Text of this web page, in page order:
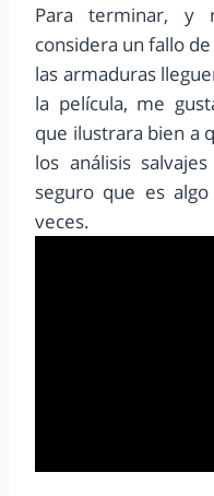
Para terminar, y
considera un fallo
las armaduras
la película, me
que ilustrara bien a
los análisis
seguro que es
veces.